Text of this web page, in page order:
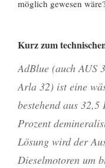
möglich gewesen
Kurz zum
AdBlue (auch AUS
Arla 32) ist eine
bestehend aus
Prozent
Lösung wird der
Dieselmotoren um